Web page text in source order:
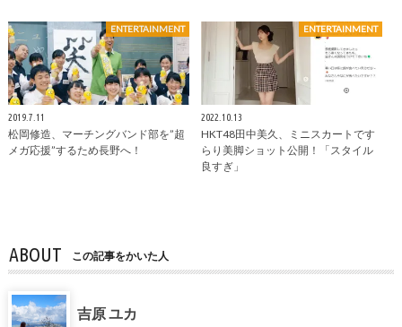
ENTERTAINMENT
2019.7.11
松岡修造、マーチングバンド部を”超
メガ応援”するため長野へ！
ENTERTAINMENT
2022.10.13
HKT48田中美久、ミニスカートです
らり美脚ショット公開！「スタイル
良すぎ」
ABOUT この記事をかいた人
吉原 ユカ